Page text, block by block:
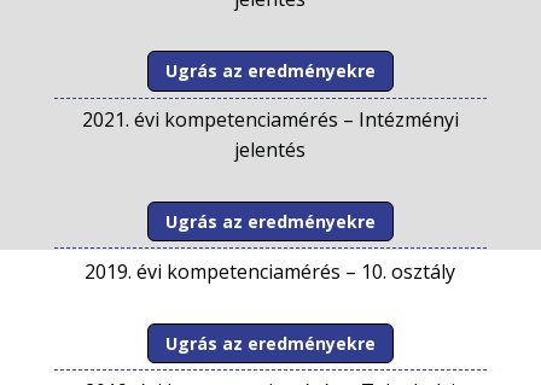
Ugrás az eredményekre
2021. évi kompetenciamérés – Intézményi
jelentés
Ugrás az eredményekre
2019. évi kompetenciamérés – 10. osztály
Ugrás az eredményekre